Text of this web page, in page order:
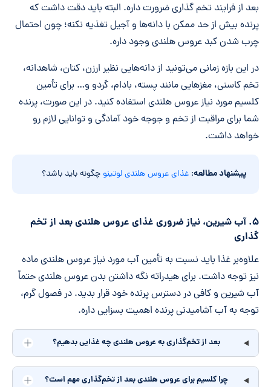
بعد از فرایند تخم گذاری ضرورت داره. البته باید دقت داشت که
پرنده بیش از حد ممکن با دانه‌ها و آجیل تغذیه نکنه؛ چون احتمال
چرب شدن کبد عروس هلندی وجود داره.
در این بازه زمانی می‌تونید از دانه‌هایی نظیر ارزن، کتان، شاهدانه،
تخم کاسنی، مغزهایی مانند پسته، بادام، گردو و… برای تأمین
کلسیم مورد نیاز عروس هلندی استفاده کنید. در این صورت، پرنده
شما برای مراقبت از تخم و جوجه خود آمادگی و توانایی لازم رو
خواهد داشت.
پیشنهاد مطالعه: غذای عروس هلندی لوتینو چگونه باید باشد؟
۵. آب شیرین، نیاز ضروری غذای عروس هلندی بعد از تخم
گذاری
علاوه‌بر غذا باید نسبت به تأمین آب مورد نیاز عروس هلندی ماده
نیز توجه داشت. برای هیدراته نگه داشتن بدن عروس هلندی حتماً
آب شیرین و کافی در دسترس پرنده خود قرار بدید. در فصول گرم،
توجه به آب آشامیدنی پرنده اهمیت بسزایی داره.
بعد از تخم‌گذاری به عروس هلندی چه غذایی بدهیم؟
چرا کلسیم برای عروس هلندی بعد از تخم‌گذاری مهم است؟